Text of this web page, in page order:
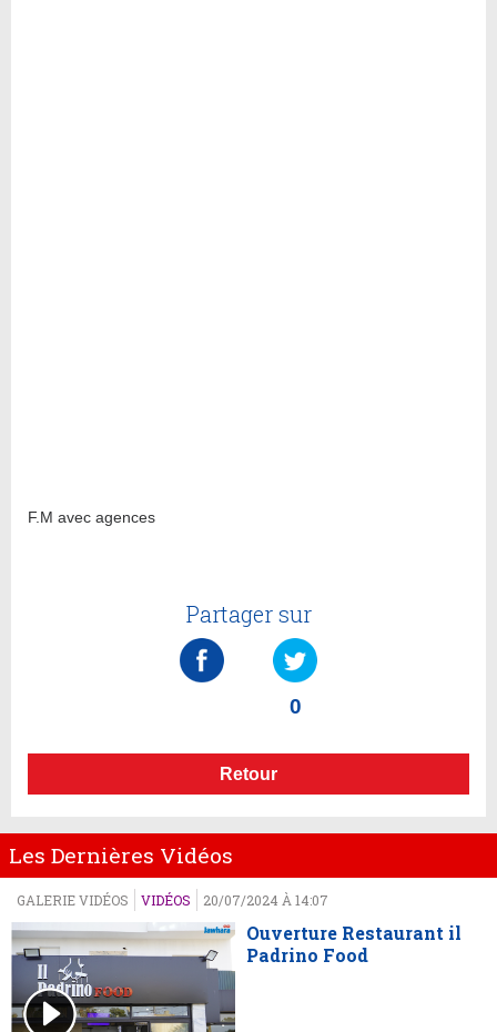
F.M avec agences
Partager sur
0
Retour
Les Dernières Vidéos
GALERIE VIDÉOS VIDÉOS 20/07/2024 À 14:07
Ouverture Restaurant il
Padrino Food